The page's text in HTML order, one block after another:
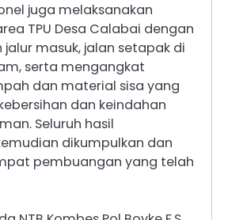
juga melaksanakan
TPU Desa Calabai dengan
masuk, jalan setapak di
serta mengangkat
dan material sisa yang
dan keindahan
Seluruh hasil
dikumpulkan dan
pembuangan yang telah